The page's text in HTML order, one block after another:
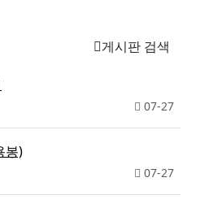
게시판 검색
07-27
봉)
07-27